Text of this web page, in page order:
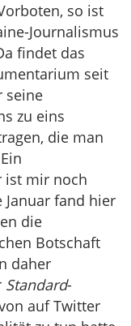
so ist
Journalismus
findet das
seit
seine
zu eins
die man
ist mir noch
fand hier
die
Botschaft
daher
Standard-
auf Twitter